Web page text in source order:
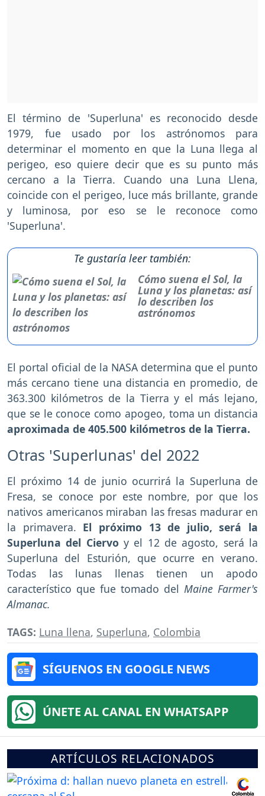
El término de 'Superluna' es reconocido desde
1979, fue usado por los astrónomos para
determinar el momento en que la Luna llega al
perigeo, eso quiere decir que es su punto más
cercano a la Tierra. Cuando una Luna Llena,
coincide con el perigeo, luce más brillante, grande
y luminosa, por eso se le reconoce como
'Superluna'.
Te gustaría leer también:
Cómo suena el Sol, la
Luna y los planetas: así
lo describen los
astrónomos
El portal oficial de la NASA determina que el punto
más cercano tiene una distancia en promedio, de
363.300 kilómetros de la Tierra y el más lejano,
que se le conoce como apogeo, toma un distancia
aproximada de 405.500 kilómetros de la Tierra.
Otras 'Superlunas' del 2022
El próximo 14 de junio ocurrirá la Superluna de
Fresa, se conoce por este nombre, por que los
nativos americanos miraban las fresas madurar en
la primavera. El próximo 13 de julio, será la
Superluna del Ciervo y el 12 de agosto, será la
Superluna del Esturión, que ocurre en verano.
Todas las lunas llenas tienen un apodo
característico que fue tomado del Maine Farmer's
Almanac.
TAGS: Luna llena, Superluna, Colombia
SÍGUENOS EN GOOGLE NEWS
ÚNETE AL CANAL EN WHATSAPP
ARTÍCULOS RELACIONADOS